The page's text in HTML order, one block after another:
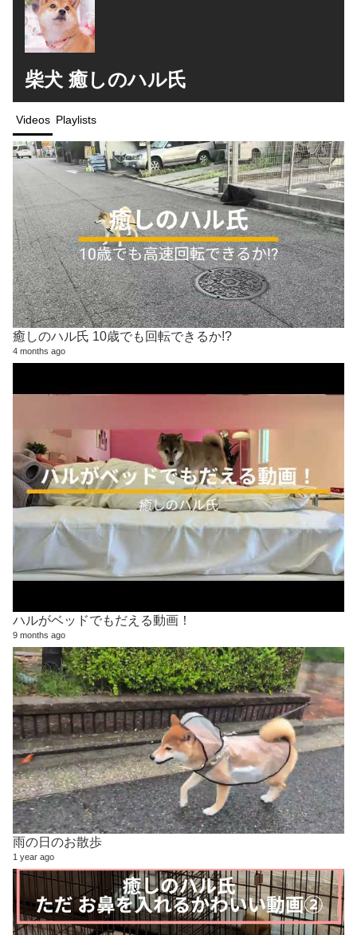
柴犬 癒しのハル氏
Videos Playlists
癒しのハル氏 10歳でも回転できるか!?
4 months ago
ハルがベッドでもだえる動画！
9 months ago
雨の日のお散歩
1 year ago